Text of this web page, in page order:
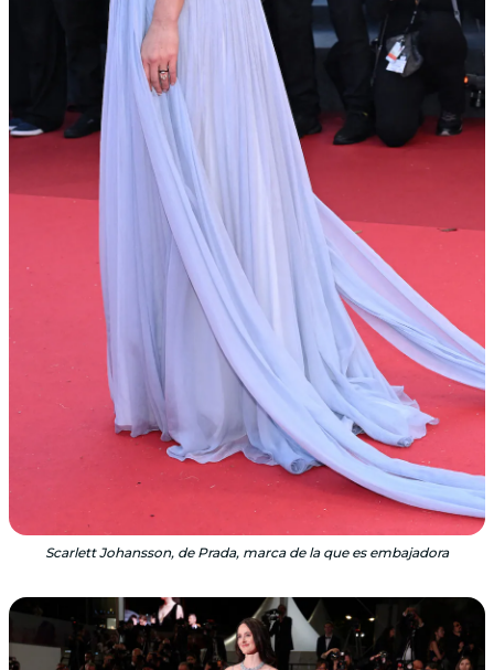
Scarlett Johansson, de Prada, marca de la que es embajadora